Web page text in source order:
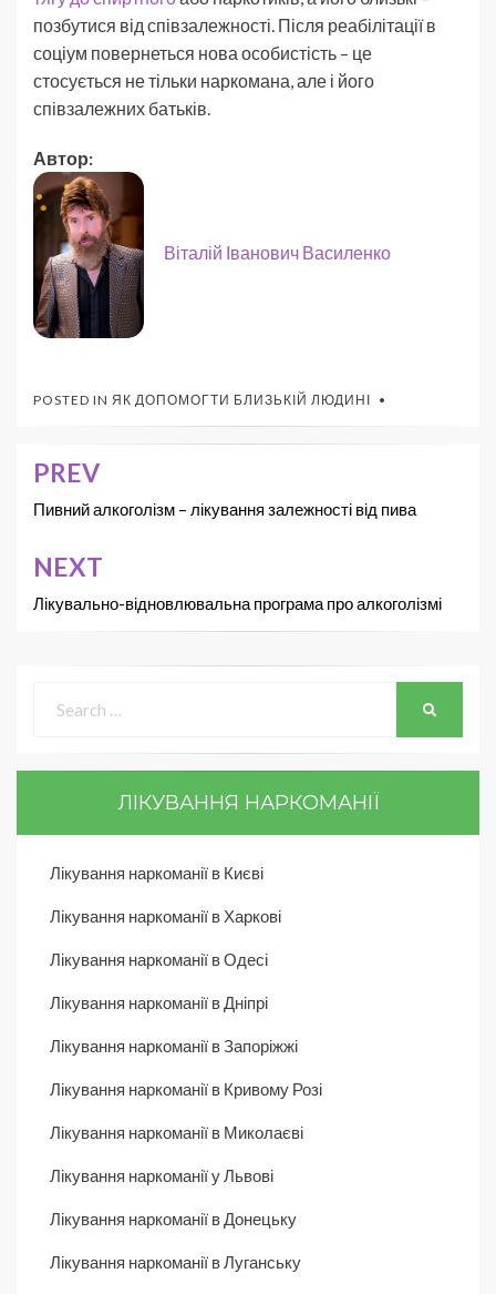
позбутися від співзалежності. Після реабілітації в
соціум повернеться нова особистість – це
стосується не тільки наркомана, але і його
співзалежних батьків.
Автор:
Віталій Іванович Василенко
POSTED IN ЯК ДОПОМОГТИ БЛИЗЬКІЙ ЛЮДИНІ
PREV
Пивний алкоголізм – лікування залежності від пива
NEXT
Лікувально-відновлювальна програма про алкоголізмі
ЛІКУВАННЯ НАРКОМАНІЇ
Лікування наркоманії в Києві
Лікування наркоманії в Харкові
Лікування наркоманії в Одесі
Лікування наркоманії в Дніпрі
Лікування наркоманії в Запоріжжі
Лікування наркоманії в Кривому Розі
Лікування наркоманії в Миколаєві
Лікування наркоманії у Львові
Лікування наркоманії в Донецьку
Лікування наркоманії в Луганську